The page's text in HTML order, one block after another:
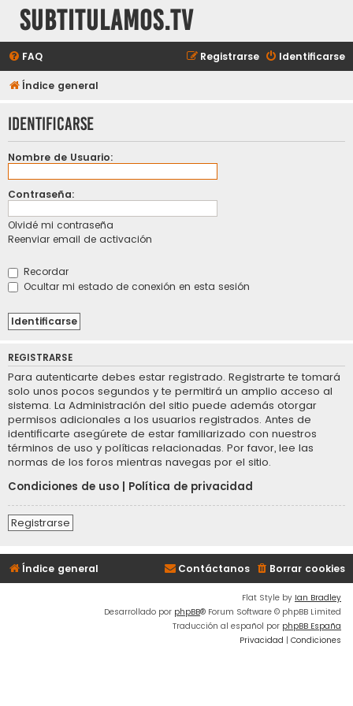
subtitulamos.tv
FAQ Identificarse
Registrarse
Índice general
Identificarse
Nombre de Usuario:
Contraseña:
Olvidé mi contraseña
Reenviar email de activación
Recordar
Ocultar mi estado de conexión en esta sesión
REGISTRARSE
Para autenticarte debes estar registrado. Registrarte te tomará
solo unos pocos segundos y te permitirá un amplio acceso al
sistema. La Administración del sitio puede además otorgar
permisos adicionales a los usuarios registrados. Antes de
identificarte asegúrete de estar familiarizado con nuestros
términos de uso y políticas relacionadas. Por favor, lee las
normas de los foros mientras navegas por el sitio.
Condiciones de uso
Política de privacidad
Registrarse
Índice general Borrar cookies
Contáctanos
Flat Style by Ian Bradley
Desarrollado por phpBB® Forum Software © phpBB Limited
Traducción al español por phpBB España
Privacidad | Condiciones